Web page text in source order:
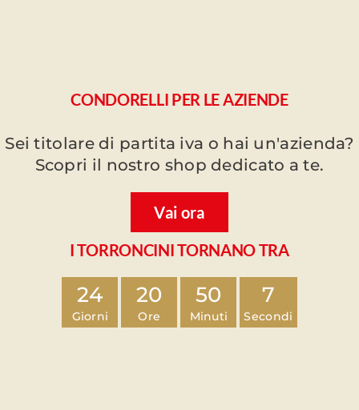
CONDORELLI PER LE AZIENDE
Sei titolare di partita iva o hai un'azienda?
Scopri il nostro shop dedicato a te.
Vai ora
I TORRONCINI TORNANO TRA
24
Giorni
20
Ore
50
Minuti
7
Secondi